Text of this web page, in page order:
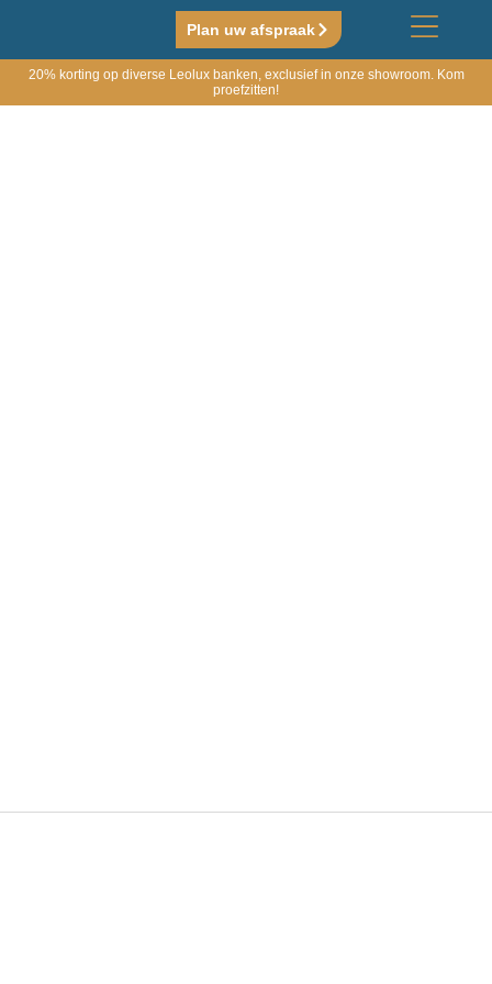
Plan uw afspraak
20% korting op diverse Leolux banken, exclusief in onze showroom. Kom
proefzitten!